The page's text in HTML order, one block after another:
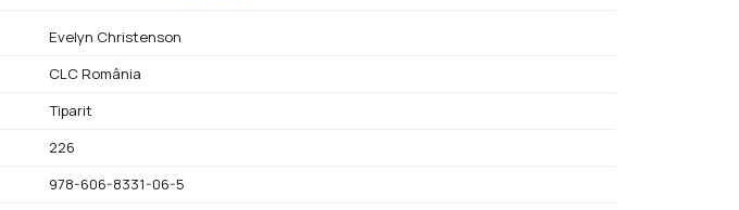
Evelyn Christenson
CLC România
Tiparit
226
978-606-8331-06-5